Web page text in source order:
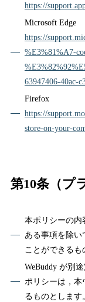
https://
Microsoft Edge
https://
%E3%81%A7-
63947406-40ac-
Firefox
https://
store-on-your-
第10条（プ
本ポリシーの内
ある事項を除い
ことができるも
WeBuddy が別
ポリシーは，本
るものとします